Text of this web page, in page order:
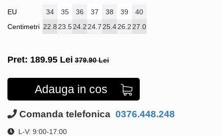
EU
Centimetri
34 35 36 37 38 39
40
22.8 23.524.2 24.7 25.426.2 27.0
Pret: 189.95 Lei 379.90 Lei
Adauga in cos
Comanda telefonica 0376.448.248
L-V: 9:00-17:00